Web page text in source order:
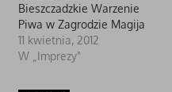
Bieszczadzkie Warzenie
Piwa w Zagrodzie Magija
11 kwietnia, 2012
W „Imprezy"